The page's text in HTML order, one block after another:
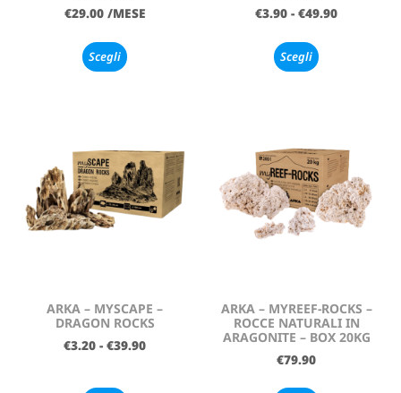
€29.00 /MESE
Scegli
€3.90 - €49.90
Scegli
ARKA – MYSCAPE –
DRAGON ROCKS
€3.20 - €39.90
ARKA – MYREEF-ROCKS –
ROCCE NATURALI IN
ARAGONITE – BOX 20KG
€79.90